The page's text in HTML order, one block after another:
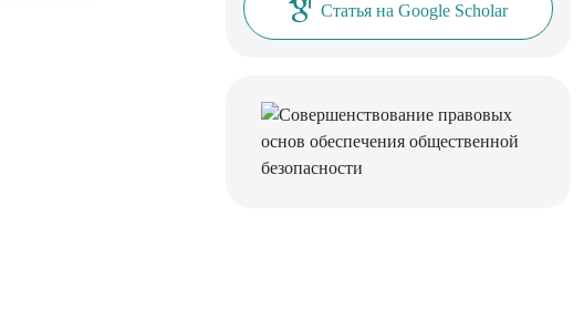
Статья на Google Scholar